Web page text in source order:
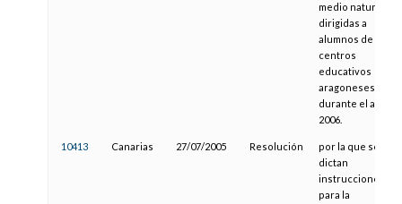
medio natural,
dirigidas a
alumnos de
centros
educativos
aragoneses,
durante el año
2006.
10413 Canarias 27/07/2005 Resolución
por la que se
dictan
instrucciones
para la